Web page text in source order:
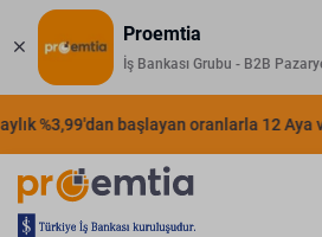
Proemtia
İş Bankası Grubu - B2B
%3,99'dan başlayan oranlarla 12 Aya